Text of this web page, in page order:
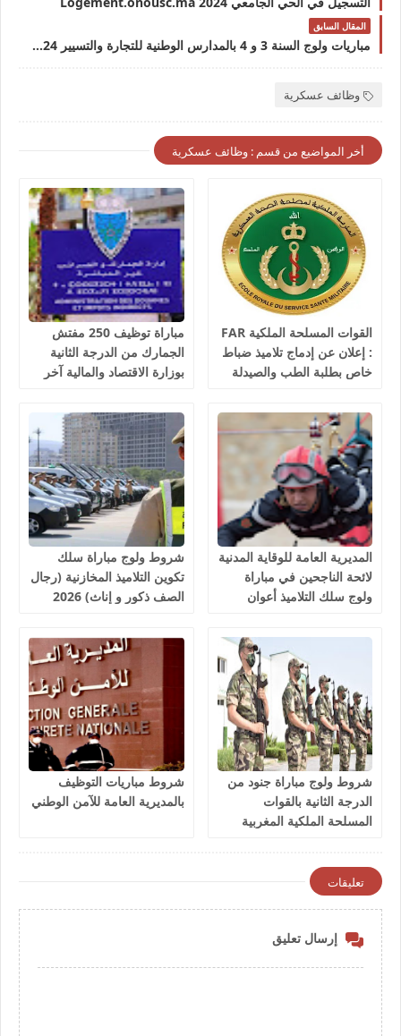
المقال السابق
مباريات ولوج السنة 3 و 4 بالمدارس الوطنية للتجارة والتسيير 2024-2025 Concours S5 S7 ENCG TAFSEM
وظائف عسكرية
أخر المواضيع من قسم : وظائف عسكرية
القوات المسلحة الملكية FAR
: إعلان عن إدماج تلاميذ ضباط
خاص بطلبة الطب والصيدلة
أجل هو 30 غشت 2026
مباراة توظيف 250 مفتش
الجمارك من الدرجة الثانية
بوزارة الاقتصاد والمالية آخر
المديرية العامة للوقاية المدنية
لائحة الناجحين في مباراة
ولوج سلك التلاميذ أعوان
شروط ولوج مباراة سلك
تكوين التلاميذ المخازنية (رجال
الصف ذكور و إناث) 2026
شروط ولوج مباراة جنود من
الدرجة الثانية بالقوات
المسلحة الملكية المغربية
شروط مباريات التوظيف
بالمديرية العامة للآمن الوطني
تعليقات
إرسال تعليق